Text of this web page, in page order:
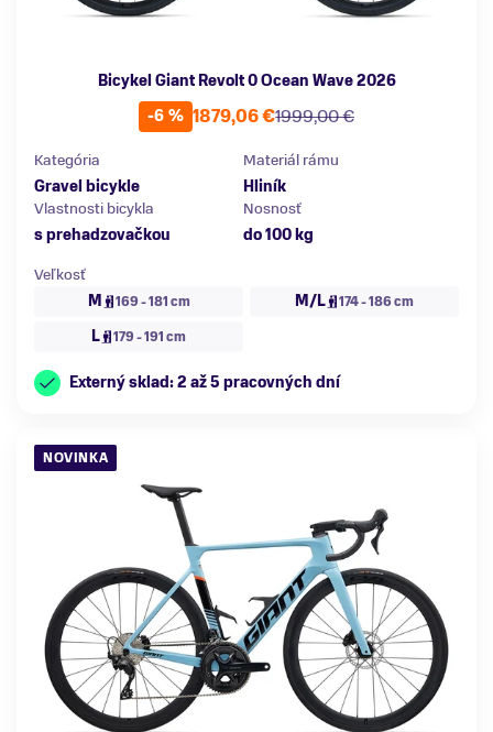
Bicykel Giant Revolt 0 Ocean Wave 2026
-6 %
1999,00 €
1879,06 €
Kategória
Gravel bicykle
Materiál rámu
Hliník
Vlastnosti bicykla
s prehadzovačkou
Nosnosť
do 100 kg
Veľkosť
M
169 - 181 cm M/L 174 - 186 cm
L 179 - 191 cm
Externý sklad: 2 až 5 pracovných dní
NOVINKA